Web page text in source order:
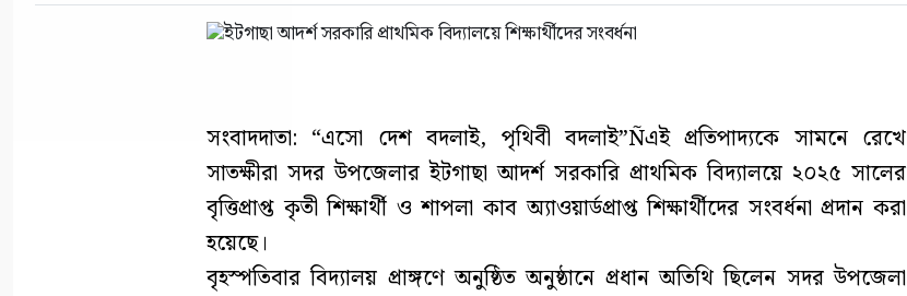
সংবাদদাতা: “এসো দেশ বদলাই, পৃথিবী বদলাই”Ñএই প্রতিপাদ্যকে সামনে রেখে
সাতক্ষীরা সদর উপজেলার ইটগাছা আদর্শ সরকারি প্রাথমিক বিদ্যালয়ে ২০২৫ সালের
বৃত্তিপ্রাপ্ত কৃতী শিক্ষার্থী ও শাপলা কাব অ্যাওয়ার্ডপ্রাপ্ত শিক্ষার্থীদের সংবর্ধনা প্রদান করা
হয়েছে।
বৃহস্পতিবার বিদ্যালয় প্রাঙ্গণে অনুষ্ঠিত অনুষ্ঠানে প্রধান অতিথি ছিলেন সদর উপজেলা